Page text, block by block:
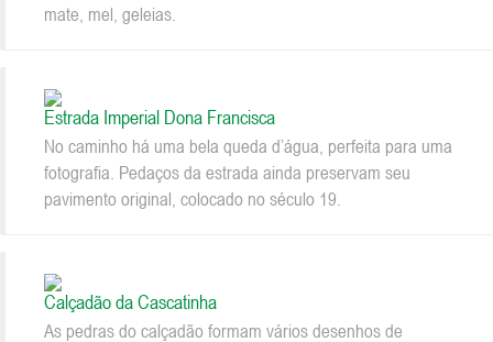
mate, mel, geleias.
Estrada Imperial Dona Francisca
No caminho há uma bela queda d’água, perfeita para uma
fotografia. Pedaços da estrada ainda preservam seu
pavimento original, colocado no século 19.
Calçadão da Cascatinha
As pedras do calçadão formam vários desenhos de